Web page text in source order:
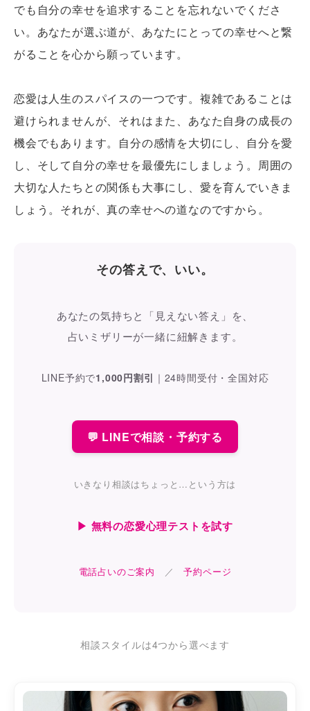
でも自分の幸せを追求することを忘れないでくださ
い。あなたが選ぶ道が、あなたにとっての幸せへと繋
がることを心から願っています。
恋愛は人生のスパイスの一つです。複雑であることは
避けられませんが、それはまた、あなた自身の成長の
機会でもあります。自分の感情を大切にし、自分を愛
し、そして自分の幸せを最優先にしましょう。周囲の
大切な人たちとの関係も大事にし、愛を育んでいきま
しょう。それが、真の幸せへの道なのですから。
その答えで、いい。
あなたの気持ちと「見えない答え」を、
占いミザリーが一緒に紐解きます。
LINE予約で1,000円割引 ｜ 24時間受付・全国対応
💬 LINEで相談・予約する
いきなり相談はちょっと…という方は
▶ 無料の恋愛心理テストを試す
電話占いのご案内 ／予約ページ
相談スタイルは4つから選べます